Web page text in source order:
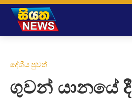
දේශීය පුවත්
ගුවන් යානයේ දී